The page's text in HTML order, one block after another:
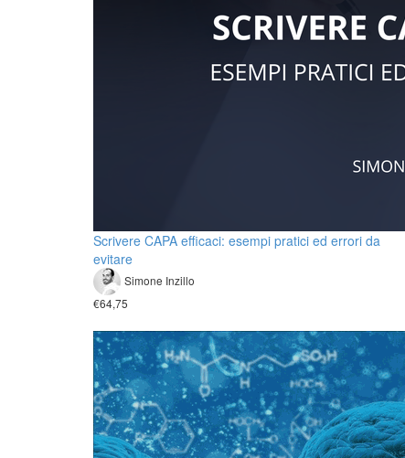
Scrivere CAPA efficaci: esempi pratici ed errori da
evitare
Simone Inzillo
€64,75